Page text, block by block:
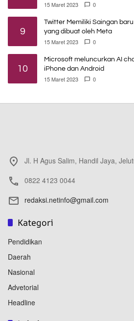
15 Maret 2023 0
9
Twitter Memiliki Saingan
yang dibuat oleh Meta
15 Maret 2023 0
10
Microsoft meluncurkan AI
iPhone dan Android
15 Maret 2023 0
Jl. H Agus Salim, Handil Jaya,
0822 4123 0044
redaksi.netinfo@gmail.com
Kategori
Pendidikan
Daerah
Nasional
Advetorial
Headline